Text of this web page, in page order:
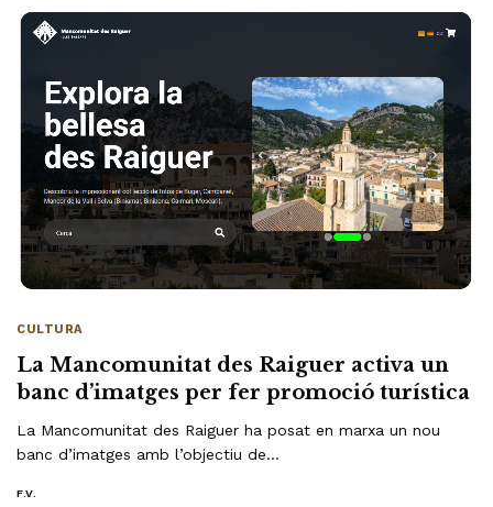
CULTURA
La Mancomunitat des Raiguer activa un
banc d’imatges per fer promoció turística
La Mancomunitat des Raiguer ha posat en marxa un nou
banc d’imatges amb l’objectiu de…
F.V.